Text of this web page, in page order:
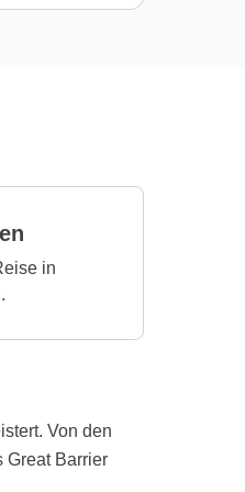
in
Von den
Great Barrier